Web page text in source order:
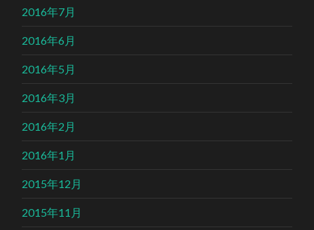
2016年7月
2016年6月
2016年5月
2016年3月
2016年2月
2016年1月
2015年12月
2015年11月